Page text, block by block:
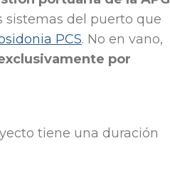
sistemas del puerto que
PCS. No en vano,
por
tiene una duración